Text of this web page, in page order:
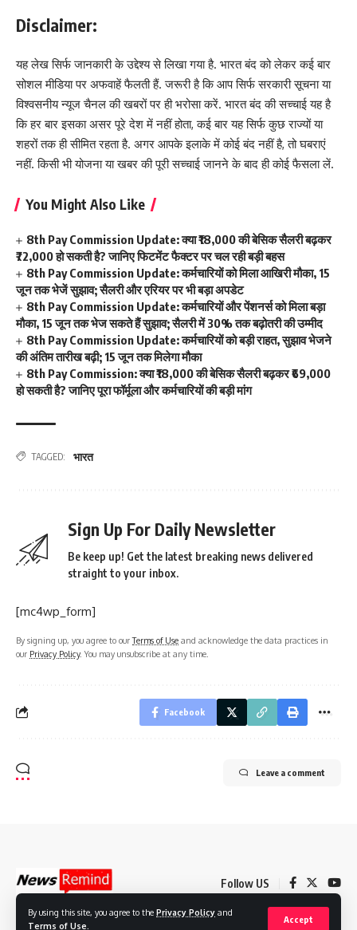
By using this site, you agree to the Privacy Policy and
Terms of Use
Accept
Disclaimer:
यह लेख सिर्फ जानकारी के उद्देश्य से लिखा गया है. भारत बंद को लेकर कई बार
सोशल मीडिया पर अफवाहें फैलती हैं. जरूरी है कि आप सिर्फ सरकारी सूचना या
विश्वसनीय न्यूज चैनल की खबरों पर ही भरोसा करें. भारत बंद की सच्चाई यह है
कि हर बार इसका असर पूरे देश में नहीं होता, कई बार यह सिर्फ कुछ राज्यों या
शहरों तक ही सीमित रहता है. अगर आपके इलाके में कोई बंद नहीं है, तो घबराएं
नहीं. किसी भी योजना या खबर की पूरी सच्चाई जानने के बाद ही कोई फैसला लें.
You Might Also Like
8th Pay Commission Update: क्या ₹18,000 की बेसिक सैलरी बढ़कर
₹72,000 हो सकती है? जानिए फिटमेंट फैक्टर पर चल रही बड़ी बहस
8th Pay Commission Update: कर्मचारियों को मिला आखिरी मौका, 15
जून तक भेजें सुझाव; सैलरी और एरियर पर भी बड़ा अपडेट
8th Pay Commission Update: कर्मचारियों और पेंशनर्स को मिला बड़ा
मौका, 15 जून तक भेज सकते हैं सुझाव; सैलरी में 30% तक बढ़ोतरी की उम्मीद
8th Pay Commission Update: कर्मचारियों को बड़ी राहत, सुझाव भेजने
की अंतिम तारीख बढ़ी; 15 जून तक मिलेगा मौका
8th Pay Commission: क्या ₹18,000 की बेसिक सैलरी बढ़कर ₹69,000
हो सकती है? जानिए पूरा फॉर्मूला और कर्मचारियों की बड़ी मांग
TAGGED: भारत
Sign Up For Daily Newsletter
Be keep up! Get the latest breaking news delivered
straight to your inbox.
[mc4wp_form]
By signing up, you agree to ourTerms of Use and acknowledge the data practices in
our Privacy Policy. You may unsubscribe at any time.
Facebook
Leave a comment
Follow US